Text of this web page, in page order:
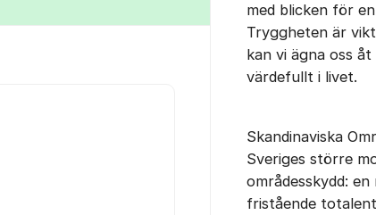
med blicken för
Tryggheten är
kan vi ägna oss
värdefullt i livet.
Skandinaviska
Sveriges större
områdesskydd:
fristående